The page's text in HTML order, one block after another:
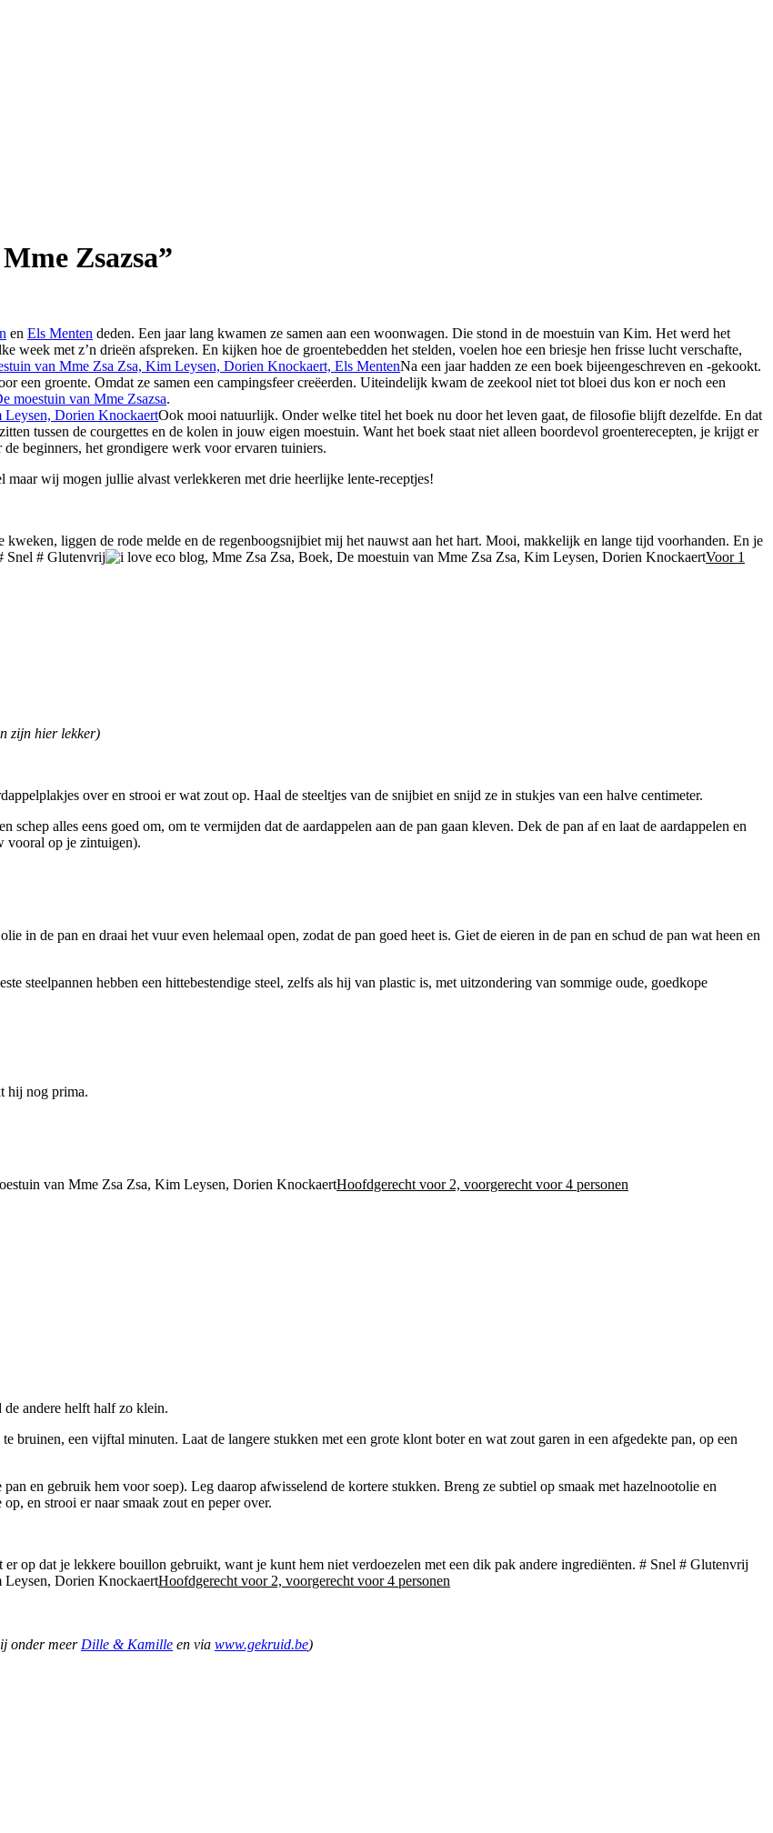
Zsazsa”
en Els Menten deden. Een jaar lang kwamen ze samen aan een woonwagen. Die stond in de moestuin van Kim. Het werd het
week met z’n drieën afspreken. En kijken hoe de groentebedden het stelden, voelen hoe een briesje hen frisse lucht verschafte,
Na een jaar hadden ze een boek bijeengeschreven en -gekookt.
een groente. Omdat ze samen een campingsfeer creëerden. Uiteindelijk kwam de zeekool niet tot bloei dus kon er noch een
moestuin van Mme Zsazsa.
Ook mooi natuurlijk. Onder welke titel het boek nu door het leven gaat, de filosofie blijft dezelfde. En dat
tussen de courgettes en de kolen in jouw eigen moestuin. Want het boek staat niet alleen boordevol groenterecepten, je krijgt er
beginners, het grondigere werk voor ervaren tuiniers.
maar wij mogen jullie alvast verlekkeren met drie heerlijke lente-receptjes!
liggen de rode melde en de regenboogsnijbiet mij het nauwst aan het hart. Mooi, makkelijk en lange tijd voorhanden. En je
Snel # Glutenvrij
Voor 1
zijn hier lekker)
over en strooi er wat zout op. Haal de steeltjes van de snijbiet en snijd ze in stukjes van een halve centimeter.
schep alles eens goed om, om te vermijden dat de aardappelen aan de pan gaan kleven. Dek de pan af en laat de aardappelen en
vooral op je zintuigen).
in de pan en draai het vuur even helemaal open, zodat de pan goed heet is. Giet de eieren in de pan en schud de pan wat heen en
steelpannen hebben een hittebestendige steel, zelfs als hij van plastic is, met uitzondering van sommige oude, goedkope
hij nog prima.
Hoofdgerecht voor 2, voorgerecht voor 4 personen
de andere helft half zo klein.
bruinen, een vijftal minuten. Laat de langere stukken met een grote klont boter en wat zout garen in een afgedekte pan, op een
en gebruik hem voor soep). Leg daarop afwisselend de kortere stukken. Breng ze subtiel op smaak met hazelnootolie en
en strooi er naar smaak zout en peper over.
op dat je lekkere bouillon gebruikt, want je kunt hem niet verdoezelen met een dik pak andere ingrediënten. # Snel # Glutenvrij
Hoofdgerecht voor 2, voorgerecht voor 4 personen
onder meer Dille & Kamille en via www.gekruid.be)